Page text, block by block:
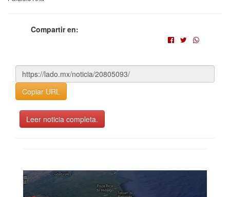
Compartir en:
Copiar URL
Leer noticia completa.